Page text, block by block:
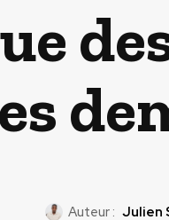
Auteur : Julien